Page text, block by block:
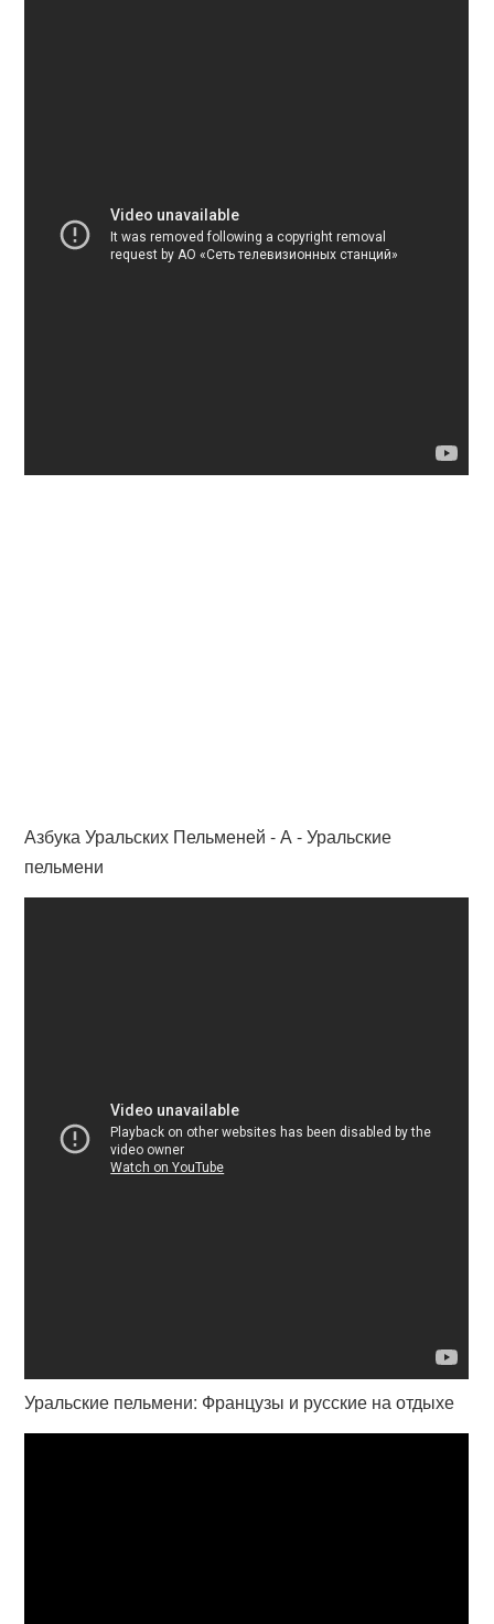
Азбука Уральских Пельменей - А - Уральские
пельмени
Уральские пельмени: Французы и русские на отдыхе